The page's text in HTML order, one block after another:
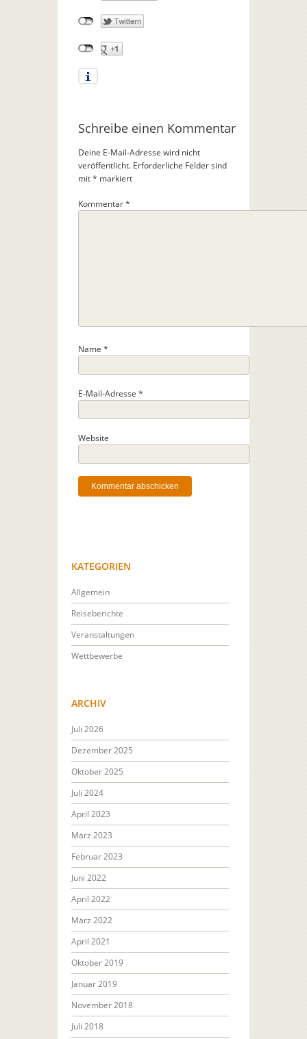
Schreibe einen Kommentar
Deine E-Mail-Adresse wird nicht
veröffentlicht. Erforderliche Felder sind
mit* markiert
Kommentar*
Name *
E-Mail-Adresse *
Website
KATEGORIEN
Allgemein
Reiseberichte
Veranstaltungen
Wettbewerbe
ARCHIV
Juli 2026
Dezember 2025
Oktober 2025
Juli 2024
April 2023
März 2023
Februar 2023
Juni 2022
April 2022
März 2022
April 2021
Oktober 2019
Januar 2019
November 2018
Juli 2018